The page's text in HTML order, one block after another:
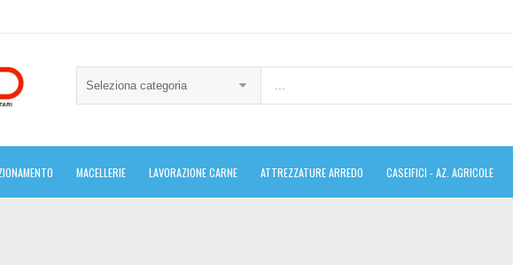
Seleziona categoria
MACELLERIE LAVORAZIONE CARNE ATTREZZATURE ARREDO CASEIFICI - AZ. AGRICOLE